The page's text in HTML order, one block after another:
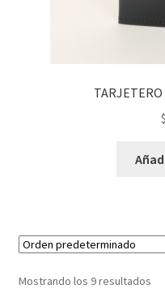
$
Mostrando los 9 resultados